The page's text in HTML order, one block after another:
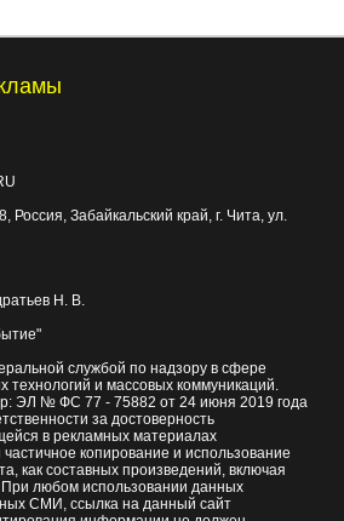
, Россия, Забайкальский край, г. Чита ул.
Н. В.
службой по надзору в сфере
и массовых коммуникаций.
ЭЛ № ФС 77 - 75882 от 24 июня 2019 года
за достоверность
в рекламных материалах
копирование и использование
как составных произведений, включая
любом использовании данных
СМИ, ссылка на данный сайт